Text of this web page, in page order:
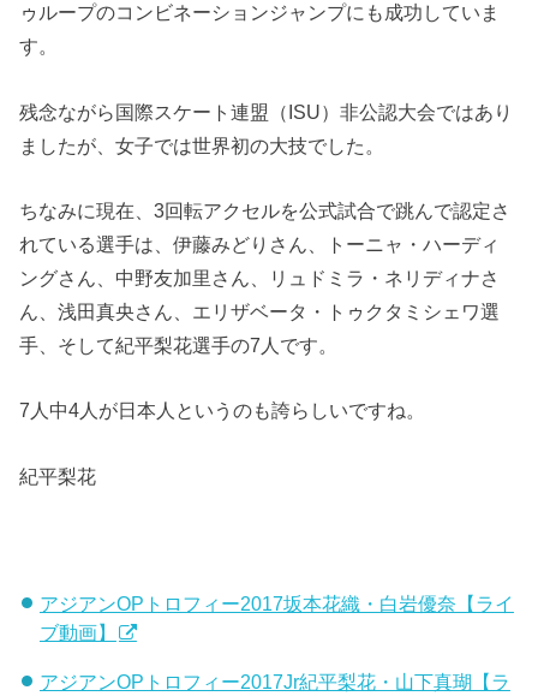
ゥループのコンビネーションジャンプにも成功していま
す。
残念ながら国際スケート連盟（ISU）非公認大会ではあり
ましたが、女子では世界初の大技でした。
ちなみに現在、3回転アクセルを公式試合で跳んで認定さ
れている選手は、伊藤みどりさん、トーニャ・ハーディ
ングさん、中野友加里さん、リュドミラ・ネリディナさ
ん、浅田真央さん、エリザベータ・トゥクタミシェワ選
手、そして紀平梨花選手の7人です。
7人中4人が日本人というのも誇らしいですね。
紀平梨花
アジアンOPトロフィー2017坂本花織・白岩優奈【ライ
ブ動画】
アジアンOPトロフィー2017Jr紀平梨花・山下真瑚【ラ